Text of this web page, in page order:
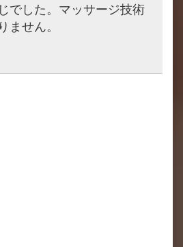
でした。マッサージ技術
ません。